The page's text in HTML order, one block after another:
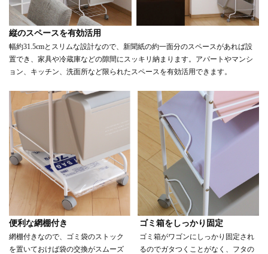
縦のスペースを有効活用
幅約31.5cmとスリムな設計なので、新聞紙の約一面分のスペースがあれば設
置でき、家具や冷蔵庫などの隙間にスッキリ納まります。アパートやマンシ
ョン、キッチン、洗面所など限られたスペースを有効活用できます。
便利な網棚付き
網棚付きなので、ゴミ袋のストック
を置いておけば袋の交換がスムーズ
ゴミ箱をしっかり固定
ゴミ箱がワゴンにしっかり固定され
るのでガタつくことがなく、フタの